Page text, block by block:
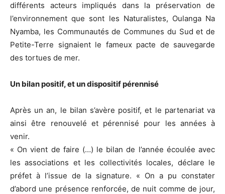
différents acteurs impliqués dans la préservation de
l’environnement que sont les Naturalistes, Oulanga Na
Nyamba, les Communautés de Communes du Sud et de
Petite-Terre signaient le fameux pacte de sauvegarde
des tortues de mer.
Un bilan positif, et un dispositif pérennisé
Après un an, le bilan s’avère positif, et le partenariat va
ainsi être renouvelé et pérennisé pour les années à
venir.
« On vient de faire (…) le bilan de l’année écoulée avec
les associations et les collectivités locales, déclare le
préfet à l’issue de la signature. « On a pu constater
d’abord une présence renforcée, de nuit comme de jour,